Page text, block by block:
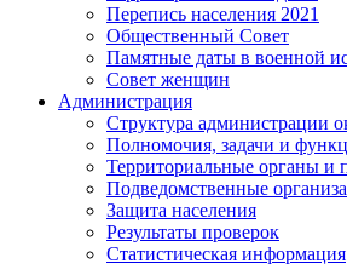
Перепись населения 2021
Общественный Совет
Памятные даты в военной
Совет женщин
Администрация
Структура администрации
Полномочия, задачи и
Территориальные органы и
Подведомственные
Защита населения
Результаты проверок
Статистическая информация